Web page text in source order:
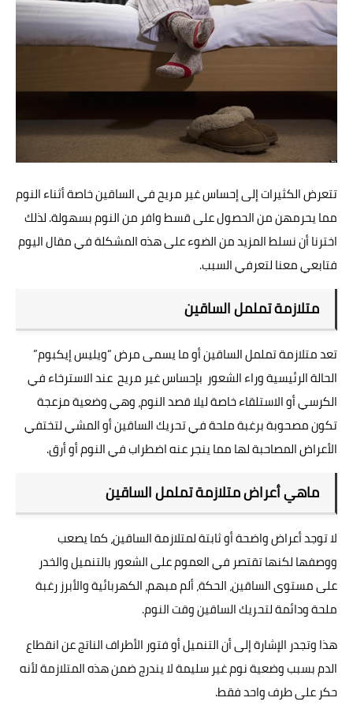
تتعرض الكثيرات إلى إحساس غير مريح في الساقين خاصة أثناء النوم
مما يحرمهن من الحصول على قسط وافر من النوم بسهولة. لذلك
اخترنا أن نسلط المزيد من الضوء على هذه المشكلة في مقال اليوم
فتابعي معنا لتعرفي السبب.
متلازمة تململ الساقين
تعد متلازمة تململ الساقين أو ما يسمى مرض “ويليس إيكبوم”
الحالة الرئيسية وراء الشعور بإحساس غير مريح عند الاسترخاء في
الكرسي أو الاستلقاء خاصة ليلا قصد النوم، وهي وضعية مزعجة
تكون مصحوبة برغبة ملحة في تحريك الساقين أو المشي لتختفي
الأعراض المصاحبة لها مما ينجر عنه اضطراب في النوم أو أرق.
ماهي أعراض متلازمة تململ الساقين
لا توجد أعراض واضحة أو ثابتة لمتلازمة الساقين، كما يصعب
ووصفها لكنها تقتصر في العموم على الشعور بالتنميل والخدر
على مستوى الساقين، الحكة، ألم مبهم، الكهربائية والأبرز رغبة
ملحة ودائمة لتحريك الساقين وقت النوم.
هذا وتجدر الإشارة إلى أن التنميل أو فتور الأطراف الناتج عن انقطاع
الدم بسبب وضعية نوم غير سليمة لا يندرج ضمن هذه المتلازمة لأنه
حكر على طرف واحد فقط.